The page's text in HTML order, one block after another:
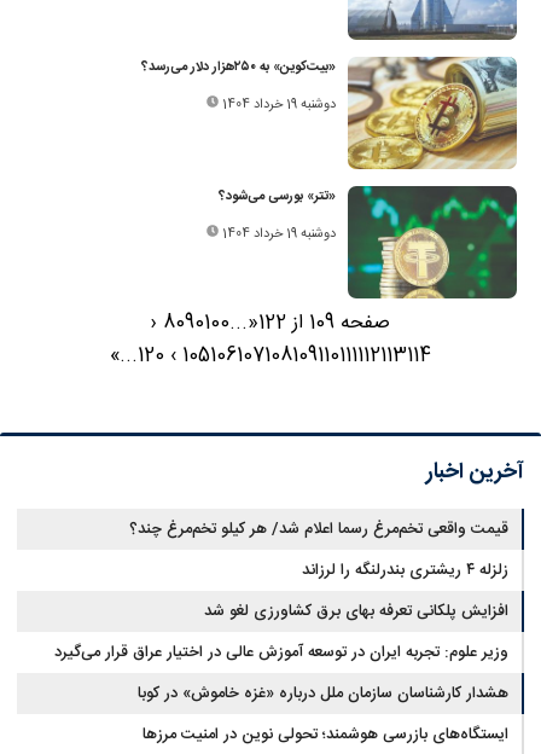
«بیت‌کوین» به ۲۵۰‌هزار دلار می‌رسد؟
دوشنبه 19 خرداد 1404
«تتر» بورسی می‌شود؟
دوشنبه 19 خرداد 1404
صفحه 109 از 122 «
...
8090100
‹
105106107108109110111112113114
›
120
...
»
آخرین اخبار
قیمت واقعی تخم‌مرغ رسما اعلام شد/ هر کیلو تخم‌مرغ چند؟
زلزله ۴ ریشتری بندرلنگه را لرزاند
افزایش پلکانی تعرفه بهای برق کشاورزی لغو شد
وزیر علوم: تجربه ایران در توسعه آموزش عالی در اختیار عراق قرار می‌گیرد
هشدار کارشناسان سازمان ملل درباره «غزه‌ خاموش» در کوبا
ایستگاه‌های بازرسی هوشمند؛ تحولی نوین در امنیت مرزها